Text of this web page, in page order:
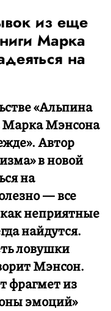
из еще
Марка
на
«Альпина
Марка Мэнсона
Автор
в новой
на
— все
неприятные
найдутся.
ловушки
Мэнсон.
фрагмет из
эмоций»